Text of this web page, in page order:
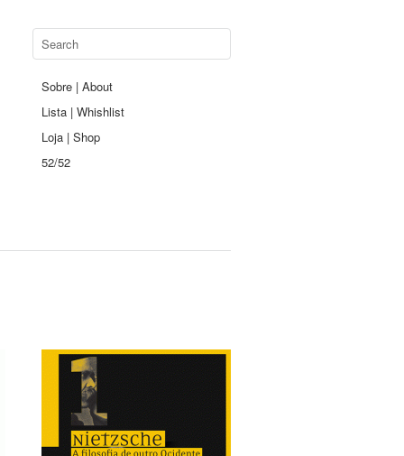
Sobre | About
Lista | Whishlist
Loja | Shop
52/52